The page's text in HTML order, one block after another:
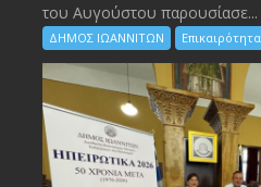
του Αυγούστου παρουσίασε...
ΔΗΜΟΣ ΙΩΑΝΝΙΤΩΝ Επικαιρότητα